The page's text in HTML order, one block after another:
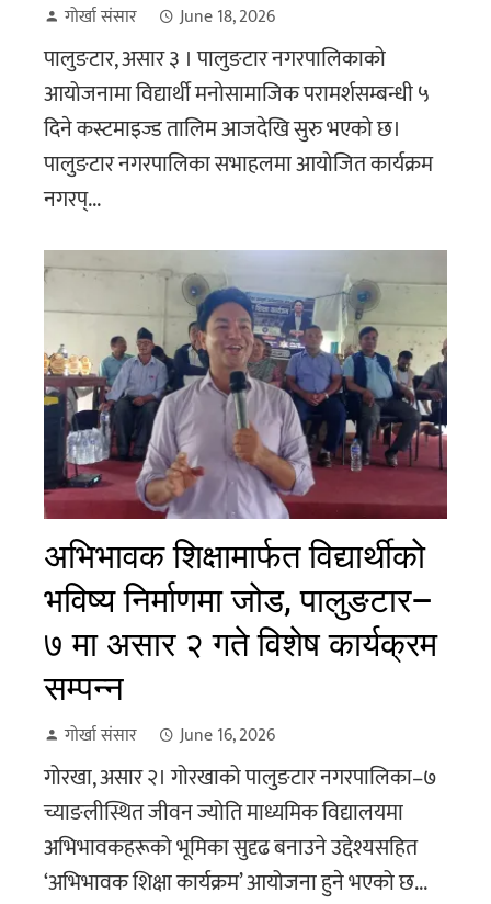
गोर्खा संसार June 18, 2026
पालुङटार, असार ३ । पालुङटार नगरपालिकाको
आयोजनामा विद्यार्थी मनोसामाजिक परामर्शसम्बन्धी ५
दिने कस्टमाइज्ड तालिम आजदेखि सुरु भएको छ।
पालुङटार नगरपालिका सभाहलमा आयोजित कार्यक्रम
नगरप्...
अभिभावक शिक्षामार्फत विद्यार्थीको
भविष्य निर्माणमा जोड, पालुङटार–
७ मा असार २ गते विशेष कार्यक्रम
सम्पन्न
गोर्खा संसार June 16, 2026
गोरखा, असार २। गोरखाको पालुङटार नगरपालिका–७
च्याङलीस्थित जीवन ज्योति माध्यमिक विद्यालयमा
अभिभावकहरूको भूमिका सुदृढ बनाउने उद्देश्यसहित
‘अभिभावक शिक्षा कार्यक्रम’ आयोजना हुने भएको छ...